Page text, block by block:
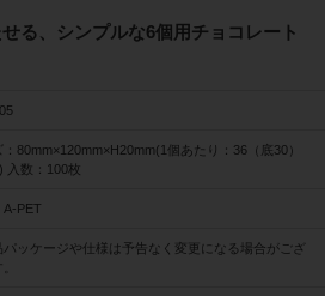
る、シンプルな6個用チョコレート
：80mm×120mm×H20mm(1個あたり：36（底30）
入数：100枚
A-PET
ッケージや仕様は予告なく変更になる場合がござ